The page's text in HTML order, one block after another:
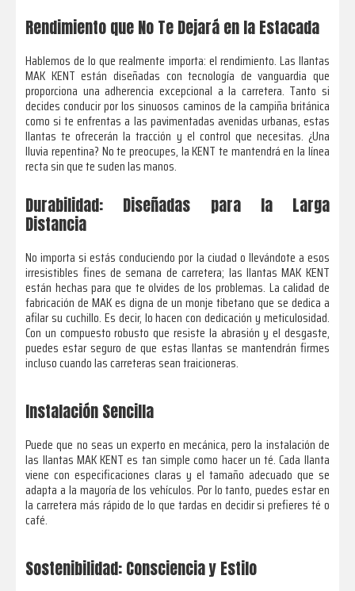
Rendimiento que No Te Dejará en la Estacada
Hablemos de lo que realmente importa: el rendimiento. Las llantas
MAK KENT están diseñadas con tecnología de vanguardia que
proporciona una adherencia excepcional a la carretera. Tanto si
decides conducir por los sinuosos caminos de la campiña británica
como si te enfrentas a las pavimentadas avenidas urbanas, estas
llantas te ofrecerán la tracción y el control que necesitas. ¿Una
lluvia repentina? No te preocupes, la KENT te mantendrá en la línea
recta sin que te suden las manos.
Durabilidad: Diseñadas para la Larga
Distancia
No importa si estás conduciendo por la ciudad o llevándote a esos
irresistibles fines de semana de carretera; las llantas MAK KENT
están hechas para que te olvides de los problemas. La calidad de
fabricación de MAK es digna de un monje tibetano que se dedica a
afilar su cuchillo. Es decir, lo hacen con dedicación y meticulosidad.
Con un compuesto robusto que resiste la abrasión y el desgaste,
puedes estar seguro de que estas llantas se mantendrán firmes
incluso cuando las carreteras sean traicioneras.
Instalación Sencilla
Puede que no seas un experto en mecánica, pero la instalación de
las llantas MAK KENT es tan simple como hacer un té. Cada llanta
viene con especificaciones claras y el tamaño adecuado que se
adapta a la mayoría de los vehículos. Por lo tanto, puedes estar en
la carretera más rápido de lo que tardas en decidir si prefieres té o
café.
Sostenibilidad: Consciencia y Estilo